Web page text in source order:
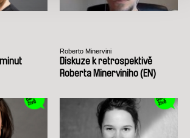
Roberto Minervini
Diskuze k retrospektivě
Roberta Minerviniho (EN)